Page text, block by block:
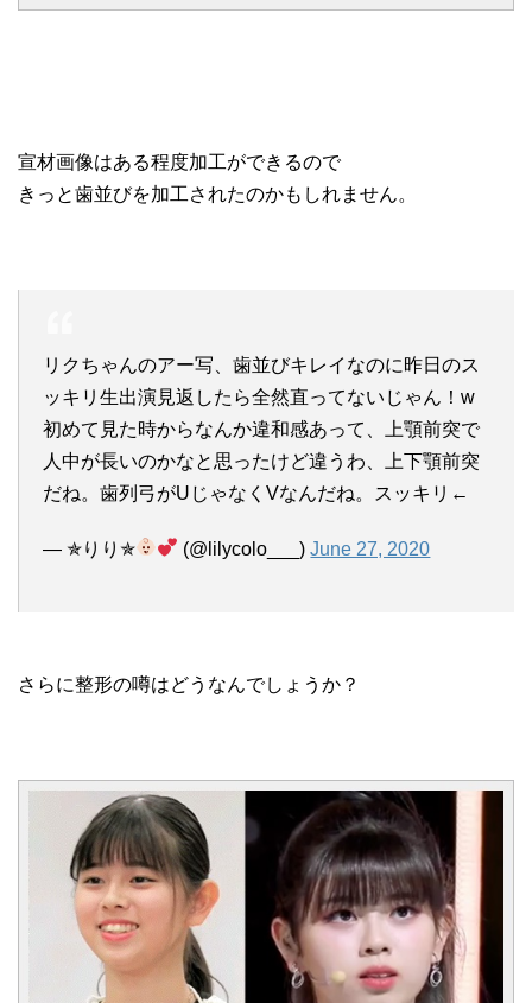
宣材画像はある程度加工ができるので
きっと歯並びを加工されたのかもしれません。
リクちゃんのアー写、歯並びキレイなのに昨日のス
ッキリ生出演見返したら全然直ってないじゃん！w
初めて見た時からなんか違和感あって、上顎前突で
人中が長いのかなと思ったけど違うわ、上下顎前突
だね。歯列弓がUじゃなくVなんだね。スッキリ←
— ✯りり✯ (@lilycolo___)June 27, 2020
さらに整形の噂はどうなんでしょうか？